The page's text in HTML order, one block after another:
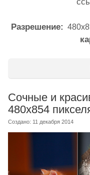
Разрешение:
Сочные и
480x854
Создано: 11 декабря 2014